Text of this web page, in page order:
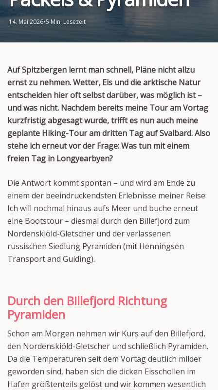
14. Mai 2026•5 Min. Lesezeit
Auf Spitzbergen lernt man schnell, Pläne nicht allzu
ernst zu nehmen. Wetter, Eis und die arktische Natur
entscheiden hier oft selbst darüber, was möglich ist –
und was nicht. Nachdem bereits meine Tour am Vortag
kurzfristig abgesagt wurde, trifft es nun auch meine
geplante Hiking-Tour am dritten Tag auf Svalbard. Also
stehe ich erneut vor der Frage: Was tun mit einem
freien Tag in Longyearbyen?
Die Antwort kommt spontan – und wird am Ende zu
einem der beeindruckendsten Erlebnisse meiner Reise:
Ich will nochmal hinaus aufs Meer und buche erneut
eine Bootstour – diesmal durch den Billefjord zum
Nordenskiöld-Gletscher und der verlassenen
russischen Siedlung Pyramiden (mit Henningsen
Transport and Guiding).
Durch den Billefjord Richtung
Pyramiden
Schon am Morgen nehmen wir Kurs auf den Billefjord,
den Nordenskiöld-Gletscher und schließlich Pyramiden.
Da die Temperaturen seit dem Vortag deutlich milder
geworden sind, haben sich die dicken Eisschollen im
Hafen größtenteils gelöst und wir kommen wesentlich